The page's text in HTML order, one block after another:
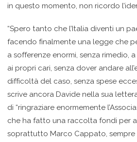
in questo momento, non ricordo
“Spero tanto che l’Italia diventi un
facendo finalmente una legge che
a sofferenze enormi, senza rimedio,
ai propri cari, senza dover andare
difficoltà del caso, senza spese
scrive ancora Davide nella sua
di “ringraziare enormemente
che ha fatto una raccolta fondi per
soprattutto Marco Cappato,